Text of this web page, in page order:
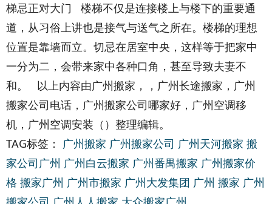
梯忌正对大门 楼梯不仅是连接楼上与楼下的重要通
道，从习俗上讲也是接气与送气之所在。楼梯的理想
位置是靠墙而立。切忌在居室中央，这样等于把家中
一分为二，会带来家中各种口角，甚至导致夫妻不
和。 以上内容由广州搬家，，广州长途搬家，广州
搬家公司电话，广州搬家公司哪家好，广州空调移
机，广州空调安装（）整理编辑。
TAG标签： 广州搬家 广州搬家公司 广州天河搬家 搬
家公司广州 广州白云搬家 广州番禺搬家 广州搬家价
格 搬家广州 广州市搬家 广州大发集团 广州 搬家 广州